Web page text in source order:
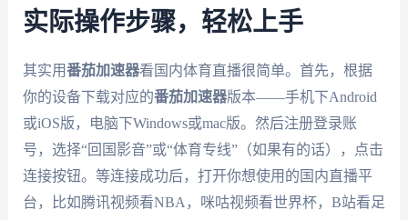
实际操作步骤，轻松上手
其实用番茄加速器看国内体育直播很简单。首先，根据
你的设备下载对应的番茄加速器版本——手机下Android
或iOS版，电脑下Windows或mac版。然后注册登录账
号，选择“回国影音”或“体育专线”（如果有的话），点击
连接按钮。等连接成功后，打开你想使用的国内直播平
台，比如腾讯视频看NBA，咪咕视频看世界杯，B站看足